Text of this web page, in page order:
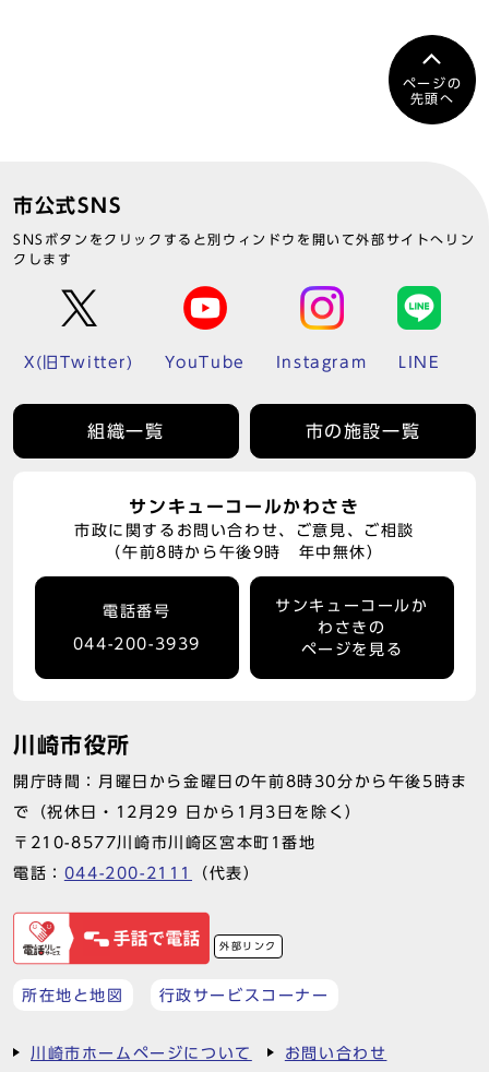
ページの
先頭へ
市公式SNS
SNSボタンをクリックすると別ウィンドウを開いて外部サイトへリン
クします
X(旧Twitter) YouTube Instagram LINE
組織一覧 市の施設一覧
サンキューコールかわさき
市政に関するお問い合わせ、ご意見、ご相談
（午前8時から午後9時 年中無休）
電話番号
044-200-3939
サンキューコールか
わさきの
ページを見る
川崎市役所
開庁時間：月曜日から金曜日の午前8時30分から午後5時ま
で（祝休日・12月29 日から1月3日を除く）
〒210-8577川崎市川崎区宮本町1番地
電話： 044-200-2111 （代表）
外部リンク
所在地と地図 行政サービスコーナー
川崎市ホームページについて お問い合わせ